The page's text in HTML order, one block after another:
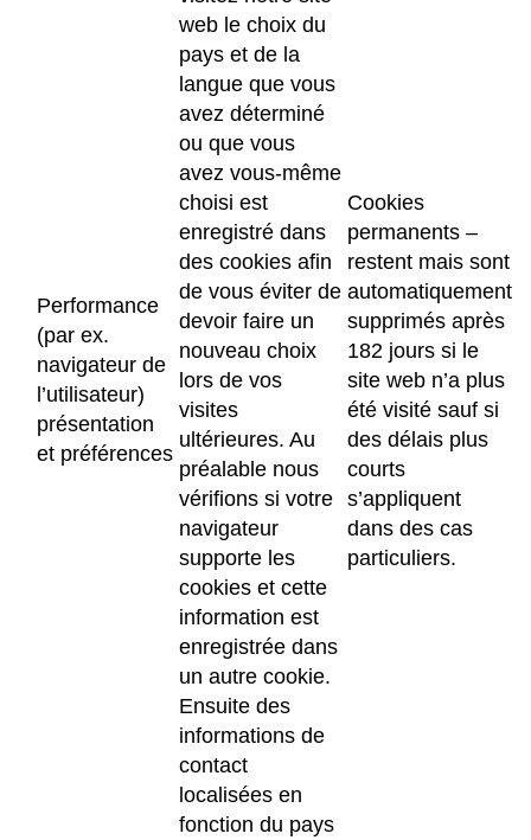
Performance
(par ex.
navigateur de
l’utilisateur)
présentation
et préférences
web le choix du
pays et de la
langue que vous
avez déterminé
ou que vous
avez vous-même
choisi est
enregistré dans
des cookies afin
de vous éviter de
devoir faire un
nouveau choix
lors de vos
visites
ultérieures. Au
préalable nous
vérifions si votre
navigateur
supporte les
cookies et cette
information est
enregistrée dans
un autre cookie.
Ensuite des
informations de
contact
localisées en
fonction du pays
Cookies
permanents –
restent mais sont
automatiquement
supprimés après
182 jours si le
site web n’a plus
été visité sauf si
des délais plus
courts
s’appliquent
dans des cas
particuliers.